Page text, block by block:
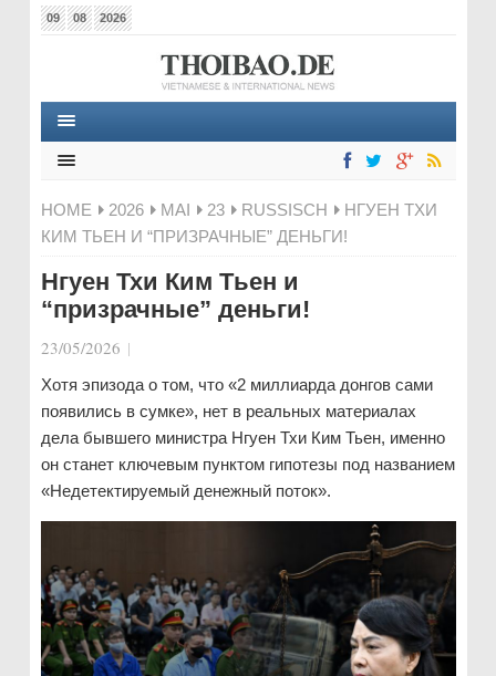
09 08 2026
HOME 2026 MAI 23 RUSSISCH
НГУЕН ТХИ
КИМ ТЬЕН И “ПРИЗРАЧНЫЕ” ДЕНЬГИ!
Нгуен Тхи Ким Тьен и
“призрачные” деньги!
23/05/2026 |
Хотя эпизода о том, что «2 миллиарда донгов сами
появились в сумке», нет в реальных материалах
дела бывшего министра Нгуен Тхи Ким Тьен, именно
он станет ключевым пунктом гипотезы под названием
«Недетектируемый денежный поток».